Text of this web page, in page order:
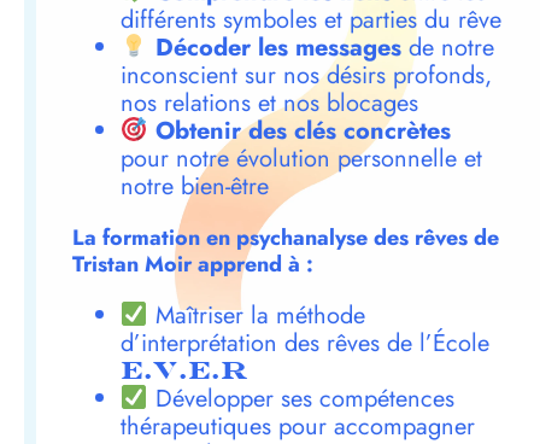
différents symboles et parties du rêve
Décoder les messagesde notre
inconscient sur nos désirs profonds,
nos relations et nos blocages
Obtenir des clés concrètes
pour notre évolution personnelle et
notre bien-être
La formation en psychanalyse des rêves de
Tristan Moir apprend à :
Maîtriser la méthode
d’interprétation des rêves de l’École
E.V.E.R
Développer ses compétences
thérapeutiques pour accompagner